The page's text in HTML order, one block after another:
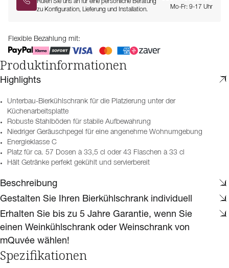
Rufen Sie uns an für eine persönliche Beratung
zu Konfiguration, Lieferung und Installation.
Mo-Fr: 9-17 Uhr
Flexible Bezahlung mit:
Produktinformationen
Highlights
Unterbau-Bierkühlschrank für die Platzierung unter der
Küchenarbeitsplatte
Robuste Stahlböden für stabile Aufbewahrung
Niedriger Geräuschpegel für eine angenehme Wohnumgebung
Energieklasse C
Platz für ca. 57 Dosen à 33,5 cl oder 43 Flaschen à 33 cl
Hält Getränke perfekt gekühlt und servierbereit
Beschreibung
Gestalten Sie Ihren Bierkühlschrank individuell
Erhalten Sie bis zu 5 Jahre Garantie, wenn Sie
einen Weinkühlschrank oder Weinschrank von
mQuvée wählen!
Spezifikationen